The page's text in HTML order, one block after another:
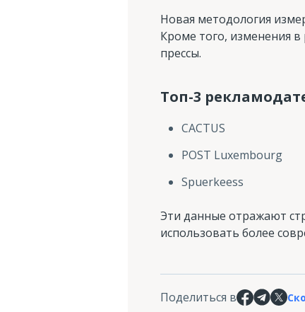
Новая методология
Кроме того, изменения
прессы.
Топ-3
CACTUS
POST Luxembourg
Spuerkeess
Эти данные отражают
использовать более
Поделиться в